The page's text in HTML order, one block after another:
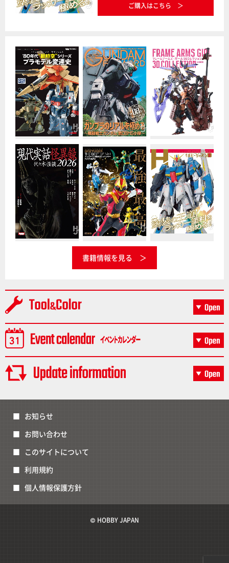
ご購入はこちら
書籍情報を見る
お知らせ
お問い合わせ
このサイトについて
利用規約
個人情報保護方針
© HOBBY JAPAN